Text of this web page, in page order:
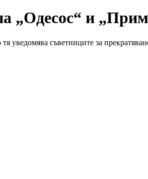
„Одесос“ и
уведомява съветниците за